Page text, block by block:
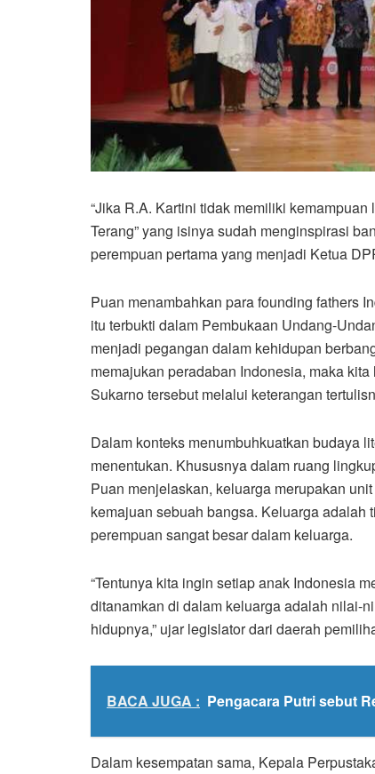
“Jika R.A. Kartini tidak memiliki
Terang” yang isinya sudah menginspirasi
perempuan pertama yang menjadi Ketua
Puan menambahkan para founding fathers
itu terbukti dalam Pembukaan Undang-
menjadi pegangan dalam kehidupan
memajukan peradaban Indonesia, maka
Sukarno tersebut melalui keterangan
Dalam konteks menumbuhkuatkan budaya
menentukan. Khususnya dalam ruang
Puan menjelaskan, keluarga merupakan
kemajuan sebuah bangsa. Keluarga
perempuan sangat besar dalam keluarga.
“Tentunya kita ingin setiap anak Indonesia
ditanamkan di dalam keluarga adalah nilai-
hidupnya,” ujar legislator dari daerah
BACA JUGA : Pengacara Putri sebut
Dalam kesempatan sama, Kepala